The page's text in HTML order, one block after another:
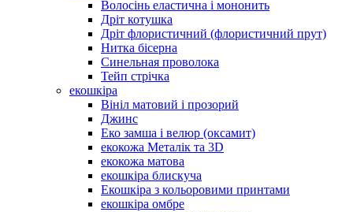
Волосінь еластична і мононить
Дріт котушка
Дріт флористичний (флористичний прут)
Нитка бісерна
Синельная проволока
Тейп стрічка
екошкіра
Вініл матовий і прозорий
Джинс
Еко замша і велюр (оксамит)
екокожа Металік та 3D
екокожа матова
екошкіра блискуча
Екошкіра з кольоровими принтами
екошкіра омбре